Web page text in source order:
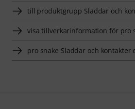
till produktgrupp Sladdar och
visa tillverkarinformation för pro
pro snake Sladdar och kontakter